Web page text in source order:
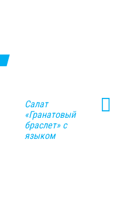
Салат
«Гранатовый
браслет» с
языком